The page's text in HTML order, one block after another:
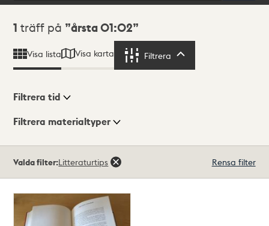
Sökresultat
1 träff på årsta 01:02
Visa lista Visa karta Filtrera
Visningsläge
Filtrera tid
Filtrera materialtyper
träffar
Valda filter:Litteraturtips Rensa filter